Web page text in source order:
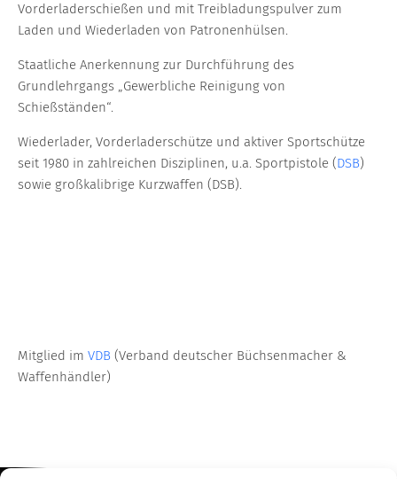
Vorderladerschießen und mit Treibladungspulver zum
Laden und Wiederladen von Patronenhülsen.
Staatliche Anerkennung zur Durchführung des
Grundlehrgangs „Gewerbliche Reinigung von
Schießständen“.
Wiederlader, Vorderladerschütze und aktiver Sportschütze
seit 1980 in zahlreichen Disziplinen, u.a. Sportpistole (DSB)
sowie großkalibrige Kurzwaffen (DSB).
Mitglied im VDB (Verband deutscher Büchsenmacher &
Waffenhändler)